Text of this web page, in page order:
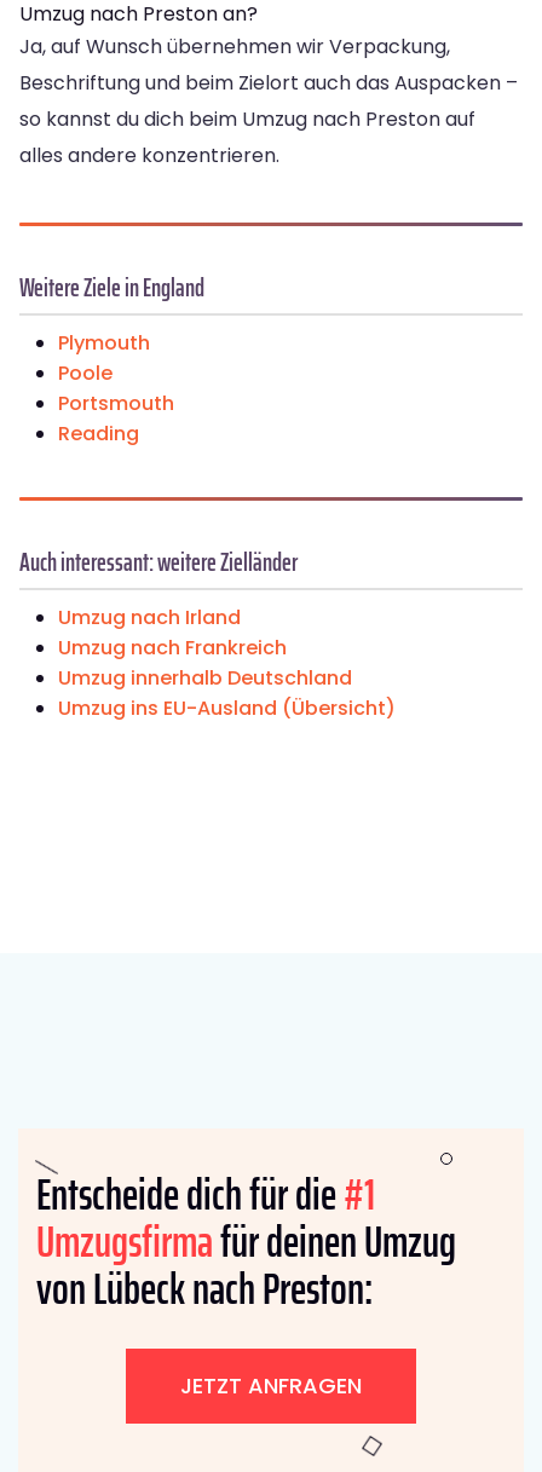
Umzug nach Preston an?
Ja, auf Wunsch übernehmen wir Verpackung,
Beschriftung und beim Zielort auch das Auspacken –
so kannst du dich beim Umzug nach Preston auf
alles andere konzentrieren.
Weitere Ziele in England
Plymouth
Poole
Portsmouth
Reading
Auch interessant: weitere Zielländer
Umzug nach Irland
Umzug nach Frankreich
Umzug innerhalb Deutschland
Umzug ins EU-Ausland (Übersicht)
Entscheide dich für die#1
Umzugsfirmafür deinen Umzug
von Lübeck nach Preston:
JETZT ANFRAGEN